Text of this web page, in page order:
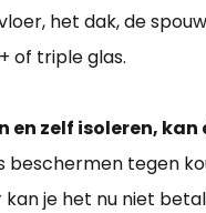
het dak, de
of triple glas.
en zelf isoleren, kan
beschermen tegen
je het nu niet